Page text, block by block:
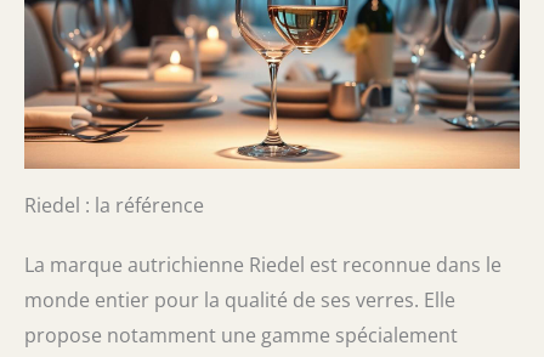
Riedel : la référence
La marque autrichienne Riedel est reconnue dans le
monde entier pour la qualité de ses verres. Elle
propose notamment une gamme spécialement